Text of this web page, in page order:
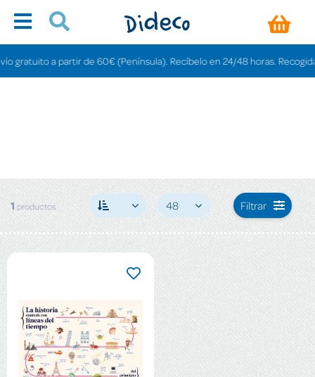
gratuito a partir de 60€ (Península). Recíbelo en 24/48 horas. Recogida
1 productos 48 Filtrar